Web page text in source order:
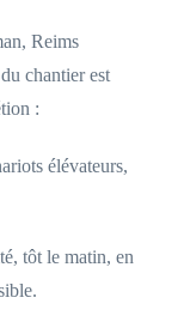
Reims
chantier est
:
élévateurs,
tôt le matin, en